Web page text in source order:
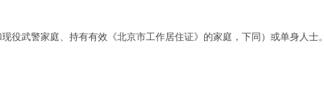
武警家庭、持有有效《北京市工作居住证》的家庭，下同）或单身人士。